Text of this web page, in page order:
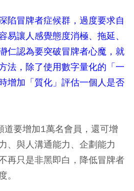
陷冒牌者症候群，過度要求自
易讓人感覺態度消極、拖延、
仁認為要突破冒牌者心魔，就
法，除了使用數字量化的「一
增加「質化」評估一個人是否
道要增加1萬名會員，還可增
、與人溝通能力、企劃能力
再只是非黑即白，降低冒牌者
。